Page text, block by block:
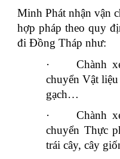
Minh Phát nhận vận
hợp pháp theo quy
đi Đồng Tháp như:
·
Chành
chuyển Vật
gạch…
·
Chành
chuyển Thực
trái cây, cây